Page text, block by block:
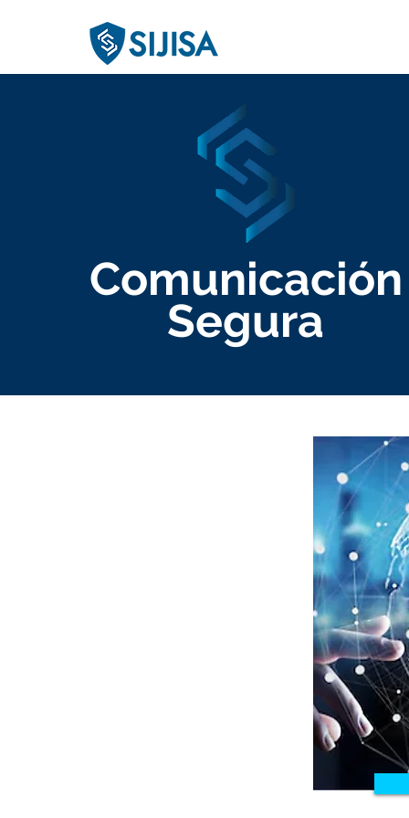
Comunicación
Segura